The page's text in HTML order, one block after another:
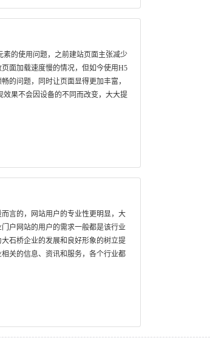
的使用问题，之前建站页面主张减少
面加载速度慢的情况，但如今使用H5
的问题，同时让页面显得更加丰富，
果不会因设备的不同而改变，大大提
言的，网站用户的专业性更明显，大
户网站的用户的需求一般都是该行业
石桥企业的发展和良好形象的树立提
关的信息、资讯和服务，各个行业都